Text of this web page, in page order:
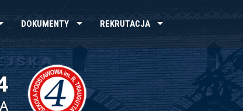
DOKUMENTY REKRUTACJA